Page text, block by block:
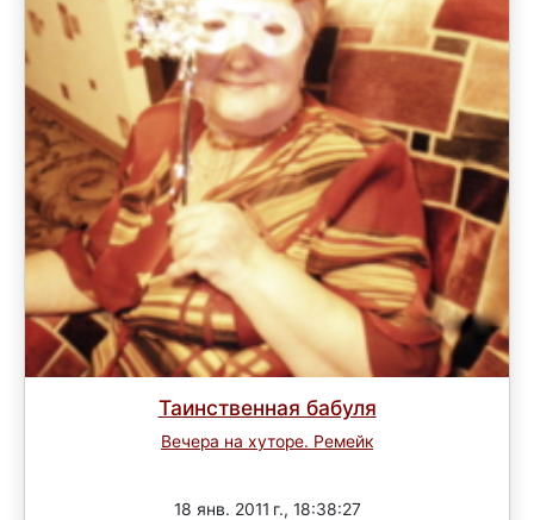
Таинственная бабуля
Вечера на хуторе. Ремейк
18 янв. 2011 г., 18:38:27